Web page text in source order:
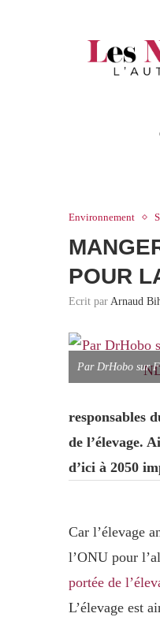
Environnement
POUR
Ecrit par Arnaud
Par DrHobo sur
responsables
de l’élevage.
d’ici à 2050
Car l’élevage
l’ONU pour
portée de
L’élevage est